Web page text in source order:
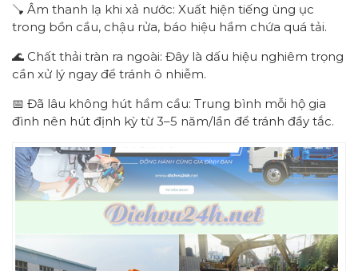
🪠 Âm thanh lạ khi xả nước: Xuất hiện tiếng ùng ục
trong bồn cầu, chậu rửa, báo hiệu hầm chứa quá tải.
🌊 Chất thải tràn ra ngoài: Đây là dấu hiệu nghiêm trọng
cần xử lý ngay để tránh ô nhiễm.
📅 Đã lâu không hút hầm cầu: Trung bình mỗi hộ gia
đình nên hút định kỳ từ 3–5 năm/lần để tránh đầy tắc.